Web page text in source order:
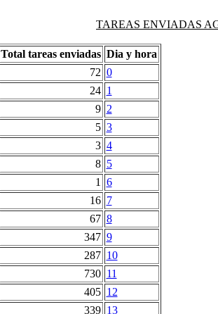
TAREAS ENVIADAS
Total tareas enviadas Dia y hora
72 0
24 1
9 2
5 3
3 4
8 5
1
6
16 7
67 8
347 9
287 10
730 11
405 12
339 13